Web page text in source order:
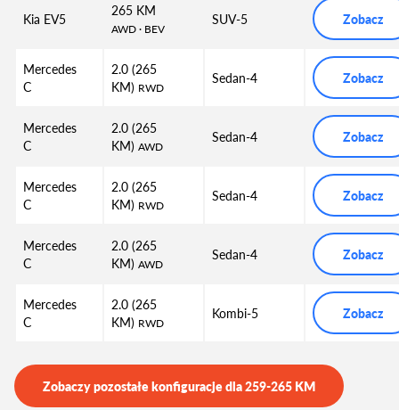
Kia EV5 265 KM
AWD· BEV
SUV-5 Zobacz
Mercedes
C
2.0 (265
KM) RWD
Sedan-4 Zobacz
Mercedes
C
2.0 (265
KM) AWD
Sedan-4 Zobacz
Mercedes
C
2.0 (265
KM) RWD
Sedan-4 Zobacz
Mercedes
C
2.0 (265
KM) AWD
Sedan-4 Zobacz
Mercedes
C
2.0 (265
KM) RWD
Kombi-5 Zobacz
Zobaczy pozostałe konfiguracje dla259-265 KM